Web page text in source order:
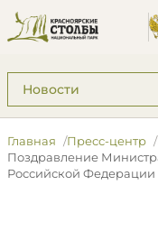
Подразделы: Пресс-
Главная Пресс-центр
Поздравление
Российской Федерации